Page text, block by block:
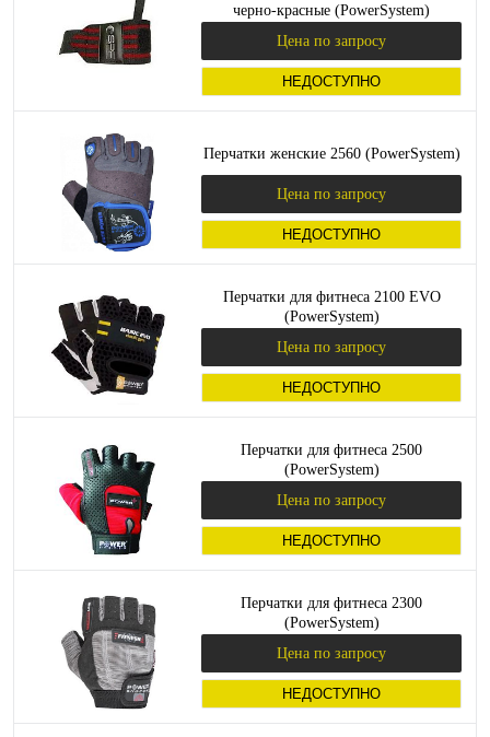
черно-красные (PowerSystem)
Цена по запросу
НЕДОСТУПНО
Перчатки женские 2560 (PowerSystem)
Цена по запросу
НЕДОСТУПНО
Перчатки для фитнеса 2100 EVO
(PowerSystem)
Цена по запросу
НЕДОСТУПНО
Перчатки для фитнеса 2500
(PowerSystem)
Цена по запросу
НЕДОСТУПНО
Перчатки для фитнеса 2300
(PowerSystem)
Цена по запросу
НЕДОСТУПНО